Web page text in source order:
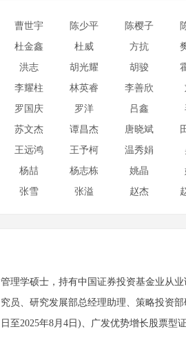
曹世宇 陈少平 陈樱子
杜金鑫 杜威 方抗
洪志 胡光耀 胡骏
李耀柱 林英睿 李善欣
罗国庆 罗洋 吕鑫
苏文杰 谭昌杰 唐晓斌
王远鸿 王予柯 温秀娟
杨喆 杨志栋 姚晶
张雪 张溢 赵杰
管理学硕士，持有中国证券投资基金业从
究员、研究发展部总经理助理、策略投资
日至2025年8月4日)、广发优势增长股票型